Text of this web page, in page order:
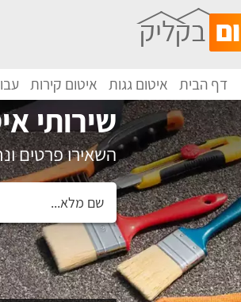
דף הבית איטום גגות איטום קירות
שירותי
השאירו פרטים